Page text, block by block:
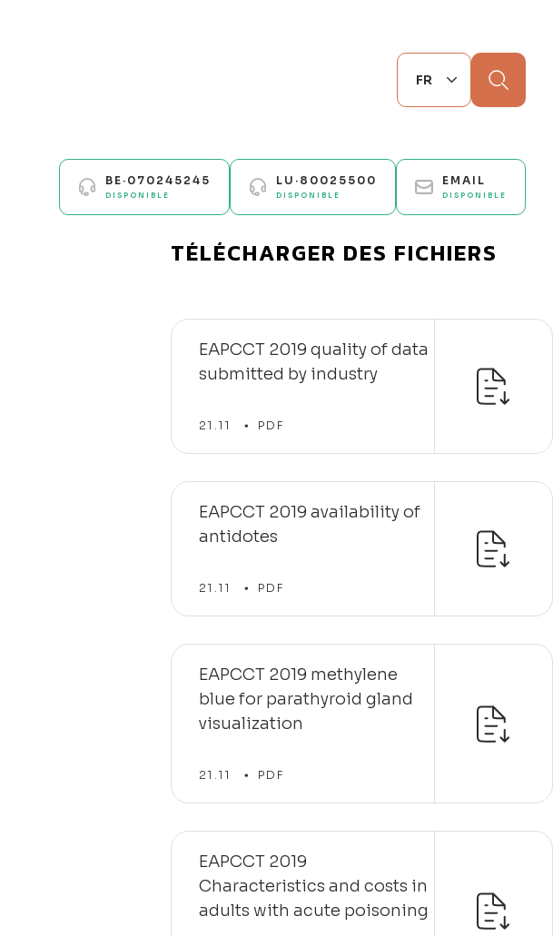
Chercher
BE·070245245
DISPONIBLE
LU·80025500
DISPONIBLE
EMAIL
DISPONIBLE
TÉLÉCHARGER DES FICHIERS
EAPCCT 2019 quality of data
submitted by industry
21.11 PDF
EAPCCT 2019 availability of
antidotes
21.11 PDF
EAPCCT 2019 methylene
blue for parathyroid gland
visualization
21.11 PDF
EAPCCT 2019
Characteristics and costs in
adults with acute poisoning